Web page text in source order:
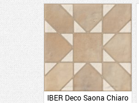
IBER Deco Saona Chiaro